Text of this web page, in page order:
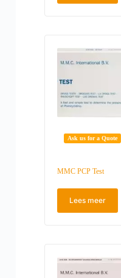
Ask us for a Quote
MMC PCP Test
Lees meer